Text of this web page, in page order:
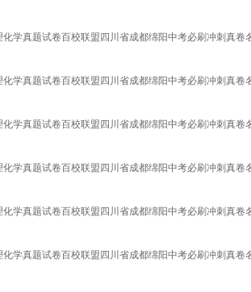
学真题试卷百校联盟四川省成都绵阳中考必刷冲刺真
学真题试卷百校联盟四川省成都绵阳中考必刷冲刺真
学真题试卷百校联盟四川省成都绵阳中考必刷冲刺真
学真题试卷百校联盟四川省成都绵阳中考必刷冲刺真
学真题试卷百校联盟四川省成都绵阳中考必刷冲刺真
学真题试卷百校联盟四川省成都绵阳中考必刷冲刺真